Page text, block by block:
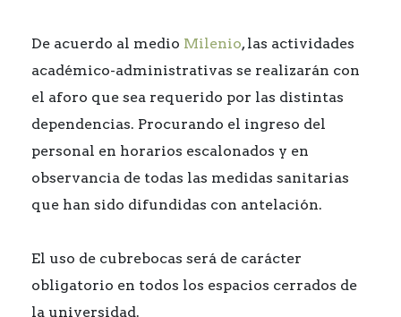
De acuerdo al medio Milenio,las actividades
académico-administrativas se realizarán con
el aforo que sea requerido por las distintas
dependencias. Procurando el ingreso del
personal en horarios escalonados y en
observancia de todas las medidas sanitarias
que han sido difundidas con antelación.
El uso de cubrebocas será de carácter
obligatorio en todos los espacios cerrados de
la universidad.